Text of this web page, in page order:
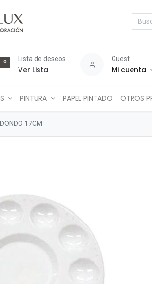
0 Lista de deseos
Ver Lista
Guest
Mi cuenta
PINTURA PAPEL PINTADO OTROS
17CM